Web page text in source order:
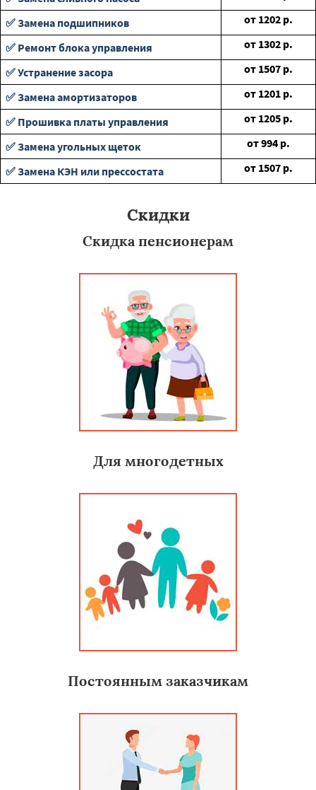
✅ Замена подшипников
от 1202 р.
✅ Ремонт блока управления
от 1302 р.
✅ Устранение засора
от 1507 р.
✅ Замена амортизаторов
от 1201 р.
✅ Прошивка платы управления
от 1205 р.
✅ Замена угольных щеток
от994 р.
✅ Замена КЭН или прессостата
от 1507 р.
Скидки
Скидка пенсионерам
Для многодетных
Постоянным заказчикам